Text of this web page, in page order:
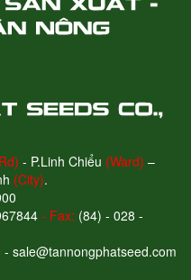
- P.Linh Chiểu (Ward) –
(City).
- Fax: (84) - 028 -
sale@tannongphatseed.com